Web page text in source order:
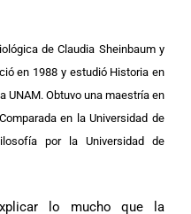
de Claudia Sheinbaum y
en 1988 y estudió Historia en
UNAM. Obtuvo una maestría en
en la Universidad de
por la Universidad de
lo mucho que la